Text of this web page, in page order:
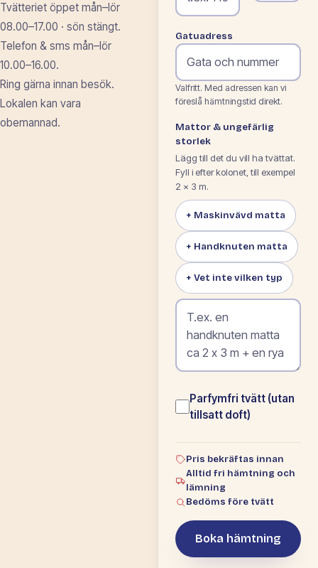
Tvätteriet öppet mån–lör
08.00–17.00 · sön stängt.
Telefon & sms mån–lör
10.00–16.00.
Ring gärna innan besök.
Lokalen kan vara
obemannad.
Gatuadress
Valfritt. Med adressen kan vi
föreslå hämtningstid direkt.
Mattor & ungefärlig
storlek
Lägg till det du vill ha tvättat.
Fyll i efter kolonet, till exempel
2 × 3 m.
+ Maskinvävd matta
+ Handknuten matta
+ Vet inte vilken typ
Parfymfri tvätt (utan
tillsatt doft)
Pris bekräftas innan
Alltid fri hämtning och
lämning
Bedöms före tvätt
Boka hämtning